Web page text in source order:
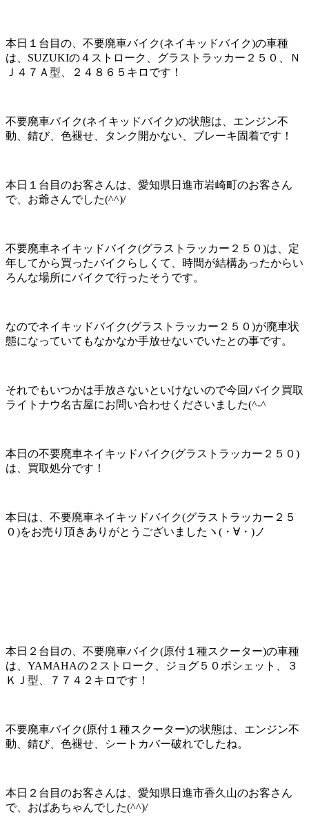
本日１台目の、不要廃車バイク(ネイキッドバイク)の車種
は、SUZUKIの４ストローク、グラストラッカー２５０、Ｎ
Ｊ４７Ａ型、２４８６５キロです！
不要廃車バイク(ネイキッドバイク)の状態は、エンジン不
動、錆び、色褪せ、タンク開かない、ブレーキ固着です！
本日１台目のお客さんは、愛知県日進市岩崎町のお客さん
で、お爺さんでした(^^)/
不要廃車ネイキッドバイク(グラストラッカー２５０)は、定
年してから買ったバイクらしくて、時間が結構あったからい
ろんな場所にバイクで行ったそうです。
なのでネイキッドバイク(グラストラッカー２５０)が廃車状
態になっていてもなかなか手放せないでいたとの事です。
それでもいつかは手放さないといけないので今回バイク買取
ライトナウ名古屋にお問い合わせくださいました(^-^ゞ
本日の不要廃車ネイキッドバイク(グラストラッカー２５０)
は、買取処分です！
本日は、不要廃車ネイキッドバイク(グラストラッカー２５
０)をお売り頂きありがとうございましたヽ(・∀・)ノ
本日２台目の、不要廃車バイク(原付１種スクーター)の車種
は、YAMAHAの２ストローク、ジョグ５０ポシェット、３
ＫＪ型、７７４２キロです！
不要廃車バイク(原付１種スクーター)の状態は、エンジン不
動、錆び、色褪せ、シートカバー破れでしたね。
本日２台目のお客さんは、愛知県日進市香久山のお客さん
で、おばあちゃんでした(^^)/